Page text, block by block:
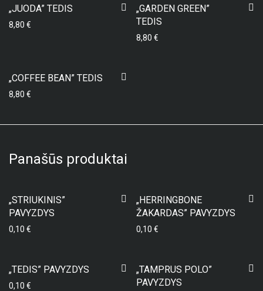
„JUODA” TEDIS
8,80 €
„GARDEN GREEN”
TEDIS
8,80 €
„COFFEE BEAN” TEDIS
8,80 €
Panašūs produktai
„STRIUKINIS”
PAVYZDYS
0,10 €
„HERRINGBONE
ŽAKARDAS” PAVYZDYS
0,10 €
„TEDIS” PAVYZDYS
0,10 €
„TAMPRUS POLO”
PAVYZDYS